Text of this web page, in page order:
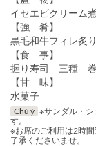
イセエビクリー
【強 肴】
黒毛和牛フィレ炙
【食 事】
握り寿司 三種
【甘 味】
水菓子
Chú ý ※サンダル・
す。
※お席のご利用は2時
了承くださいませ。